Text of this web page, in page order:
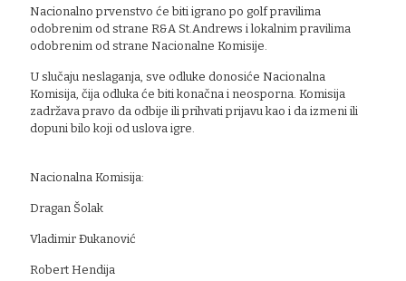
Nacionalno prvenstvo će biti igrano po golf pravilima
odobrenim od strane R&A St.Andrews i lokalnim pravilima
odobrenim od strane Nacionalne Komisije.
U slučaju neslaganja, sve odluke donosiće Nacionalna
Komisija, čija odluka će biti konačna i neosporna. Komisija
zadržava pravo da odbije ili prihvati prijavu kao i da izmeni ili
dopuni bilo koji od uslova igre.
Nacionalna Komisija:
Dragan Šolak
Vladimir Đukanović
Robert Hendija